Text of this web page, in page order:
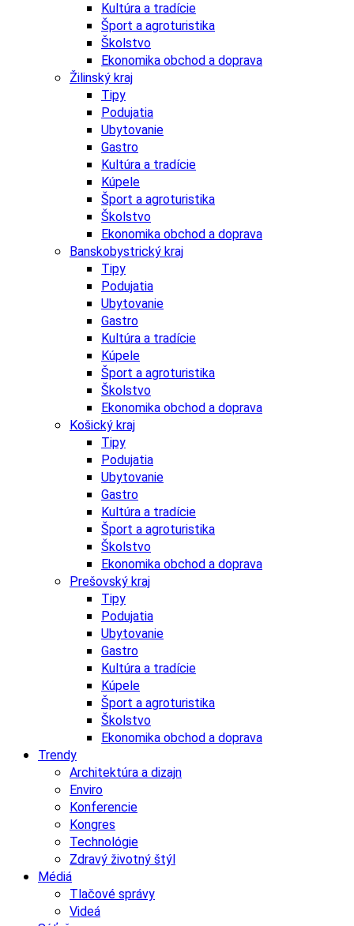
Kultúra a tradície
Šport a agroturistika
Školstvo
Ekonomika obchod a doprava
Žilinský kraj
Tipy
Podujatia
Ubytovanie
Gastro
Kultúra a tradície
Kúpele
Šport a agroturistika
Školstvo
Ekonomika obchod a doprava
Banskobystrický kraj
Tipy
Podujatia
Ubytovanie
Gastro
Kultúra a tradície
Kúpele
Šport a agroturistika
Školstvo
Ekonomika obchod a doprava
Košický kraj
Tipy
Podujatia
Ubytovanie
Gastro
Kultúra a tradície
Šport a agroturistika
Školstvo
Ekonomika obchod a doprava
Prešovský kraj
Tipy
Podujatia
Ubytovanie
Gastro
Kultúra a tradície
Kúpele
Šport a agroturistika
Školstvo
Ekonomika obchod a doprava
Trendy
Architektúra a dizajn
Enviro
Konferencie
Kongres
Technológie
Zdravý životný štýl
Médiá
Tlačové správy
Videá